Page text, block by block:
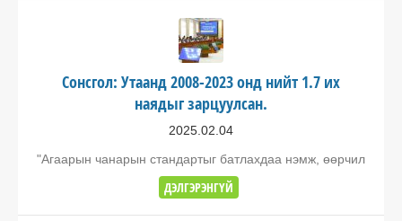
Сонсгол: Утаанд 2008-2023 онд нийт 1.7 их
наядыг зарцуулсан.
2025.02.04
"Агаарын чанарын стандартыг батлахдаа нэмж, өөрчил
ДЭЛГЭРЭНГҮЙ